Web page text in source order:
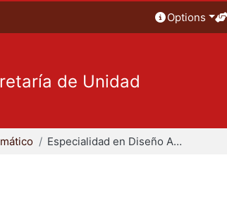
Options
de Unidad
Especialidad en Diseño Ambiental